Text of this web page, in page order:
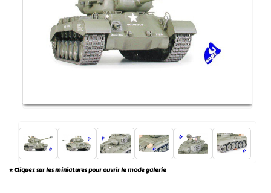
* Cliquez sur les miniatures pour ouvrir le mode galerie